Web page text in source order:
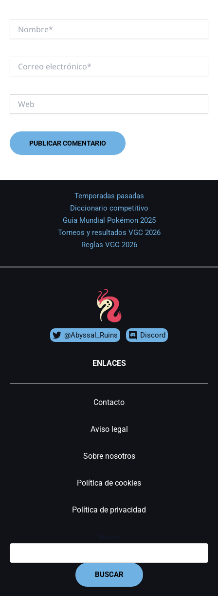
electrónico*
Temporadas pasadas
Diccionario competitivo
Guía Mundial Pokémon 2025
Torneos y resultados VGC 2026
Reglas VGC 2026
@Abyssal_Ruins Discord
ENLACES
Contacto
Aviso legal
Sobre nosotros
Política de cookies
Política de privacidad
BUSCAR